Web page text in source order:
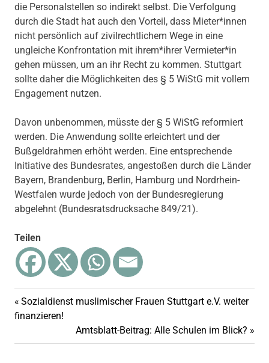
die Personalstellen so indirekt selbst. Die Verfolgung
durch die Stadt hat auch den Vorteil, dass Mieter*innen
nicht persönlich auf zivilrechtlichem Wege in eine
ungleiche Konfrontation mit ihrem*ihrer Vermieter*in
gehen müssen, um an ihr Recht zu kommen. Stuttgart
sollte daher die Möglichkeiten des § 5 WiStG mit vollem
Engagement nutzen.
Davon unbenommen, müsste der § 5 WiStG reformiert
werden. Die Anwendung sollte erleichtert und der
Bußgeldrahmen erhöht werden. Eine entsprechende
Initiative des Bundesrates, angestoßen durch die Länder
Bayern, Brandenburg, Berlin, Hamburg und Nordrhein-
Westfalen wurde jedoch von der Bundesregierung
abgelehnt (Bundesratsdrucksache 849/21).
Teilen
Beitragsnavigation
Vorheriger
Beitrag:
Sozialdienst muslimischer Frauen Stuttgart e.V. weiter
finanzieren!
Nächster
Beitrag:
Amtsblatt-Beitrag: Alle Schulen im Blick?